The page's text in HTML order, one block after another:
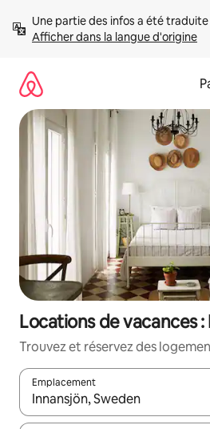
directement
Afficher dans la langue d'origine
Locations de vacances :
Trouvez et réservez des
Emplacement
Quand les résultats sont affichés,